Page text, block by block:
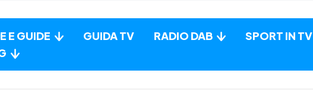
E GUIDE GUIDA TV RADIO DAB SPORT IN TV